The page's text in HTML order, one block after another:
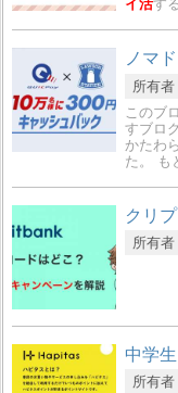
イ活す
ノマ
所有者
このブ
すブロ
かたわ
た。 も
クリ
所有者
中学
所有者